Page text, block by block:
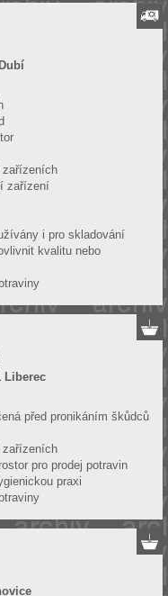
zařízeních
zařízení
i pro skladování
kvalitu nebo
Liberec
před pronikáním škůdců
zařízeních
pro prodej potravin
praxi